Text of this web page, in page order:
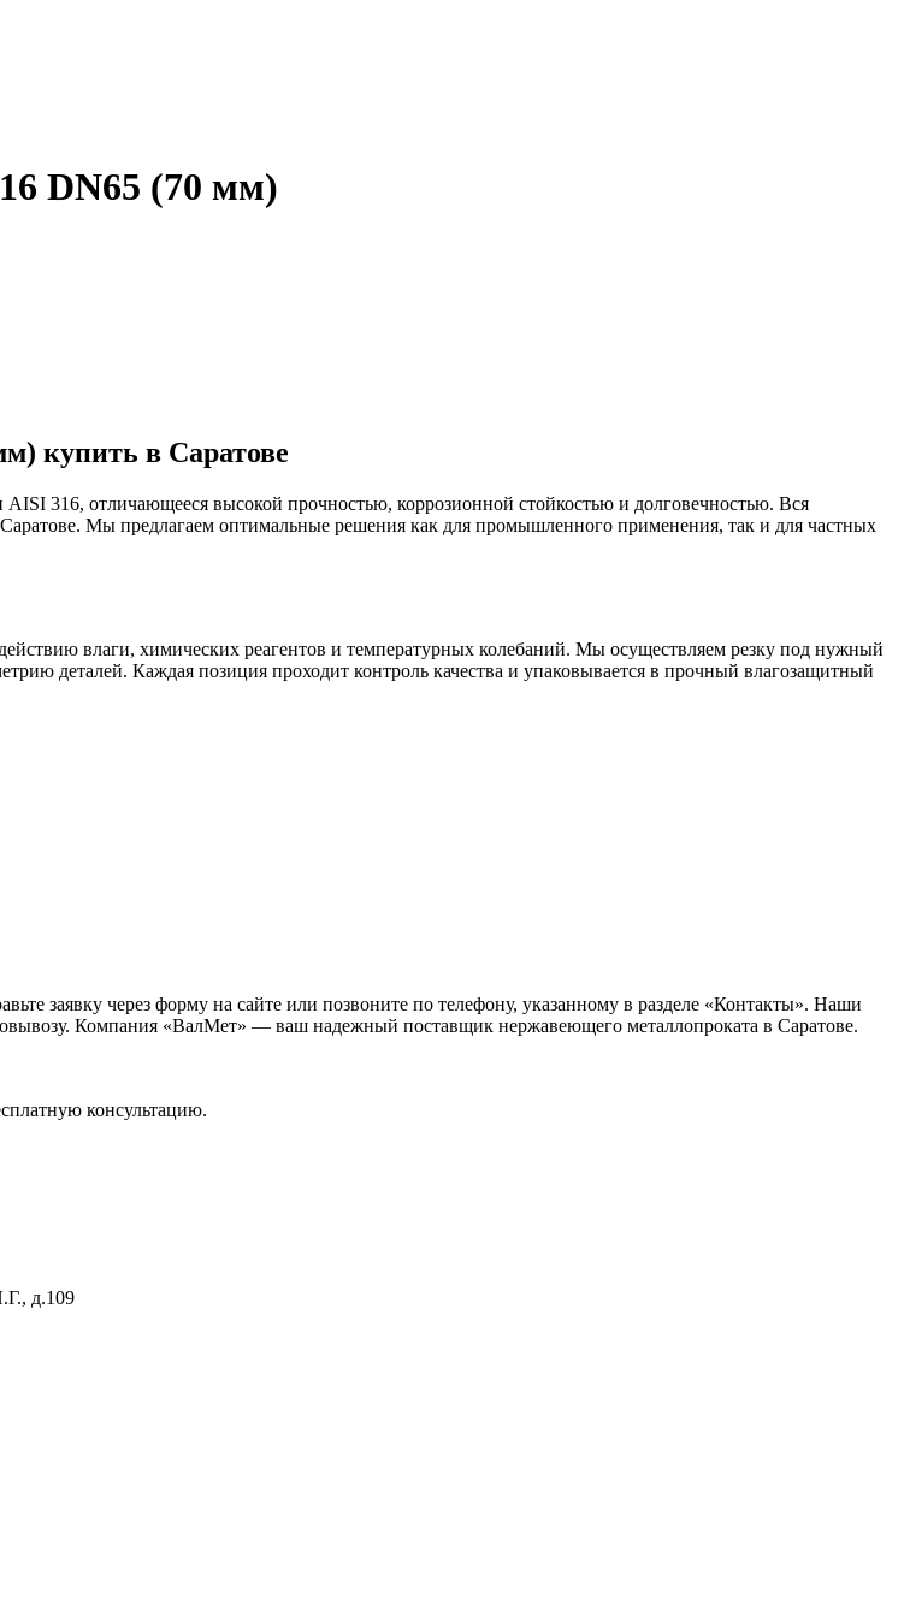
DN65 (70 мм)
купить в Саратове
316, отличающееся высокой прочностью, коррозионной стойкостью и долговечностью. Вся
Мы предлагаем оптимальные решения как для промышленного применения, так и для частных
влаги, химических реагентов и температурных колебаний. Мы осуществляем резку под нужный
деталей. Каждая позиция проходит контроль качества и упаковывается в прочный влагозащитный
заявку через форму на сайте или позвоните по телефону, указанному в разделе «Контакты». Наши
Компания «ВалМет» — ваш надежный поставщик нержавеющего металлопроката в Саратове.
консультацию.
д.109